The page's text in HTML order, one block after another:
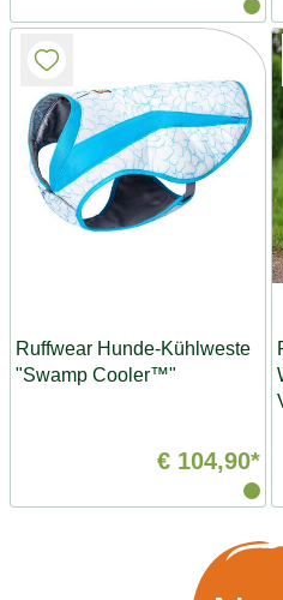
Ruffwear Hunde-Kühlweste
"Swamp Cooler™"
€ 104,90*